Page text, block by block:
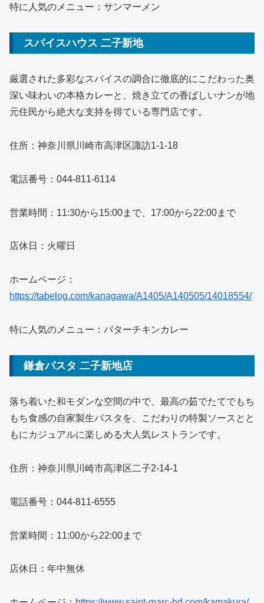
特に人気のメニュー：サンマーメン
スパイスハウス 二子新地
厳選された多彩なスパイスの調合に徹底的にこだわった奥
深い味わいの本格カレーと、焼き立ての香ばしいナンが地
元住民から絶大な支持を得ている専門店です。
住所：神奈川県川崎市高津区諏訪1-1-18
電話番号：044-811-6114
営業時間：11:30から15:00まで、17:00から22:00まで
店休日：火曜日
ホームページ：
https://tabelog.com/kanagawa/A1405/A140505/14018554/
特に人気のメニュー：バターチキンカレー
鎌倉パスタ 二子新地店
落ち着いた和モダンな空間の中で、最高の茹でたてでもち
もち食感の自家製生パスタを、こだわりの特製ソースとと
もにカジュアルに楽しめる大人気レストランです。
住所：神奈川県川崎市高津区二子2-14-1
電話番号：044-811-6555
営業時間：11:00から22:00まで
店休日：年中無休